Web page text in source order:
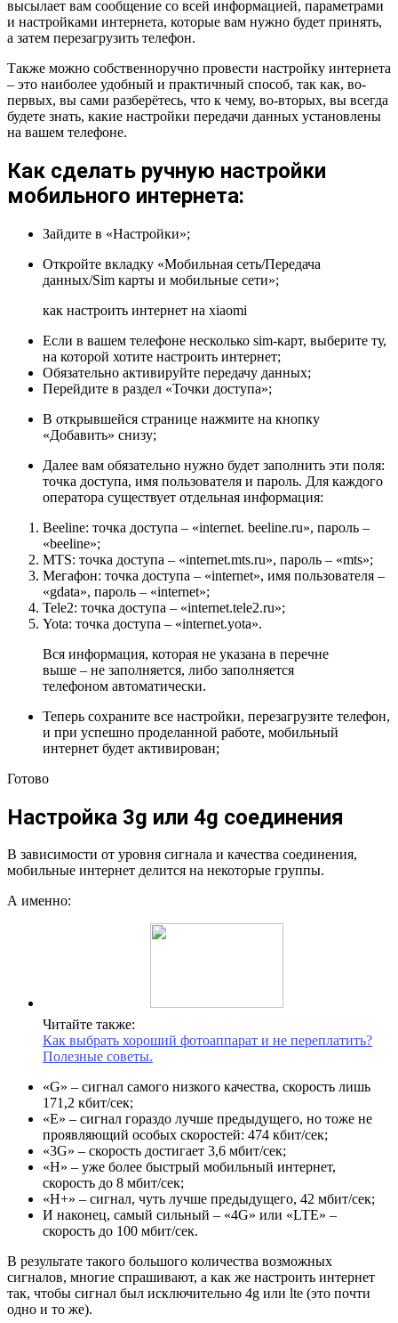
высылает вам сообщение со всей информацией, параметрами
и настройками интернета, которые вам нужно будет принять,
а затем перезагрузить телефон.
Также можно собственноручно провести настройку интернета
– это наиболее удобный и практичный способ, так как, во-
первых, вы сами разберётесь, что к чему, во-вторых, вы всегда
будете знать, какие настройки передачи данных установлены
на вашем телефоне.
Как сделать ручную настройки
мобильного интернета:
Зайдите в «Настройки»;
Откройте вкладку «Мобильная сеть/Передача
данных/Sim карты и мобильные сети»;
как настроить интернет на xiaomi
Если в вашем телефоне несколько sim-карт, выберите ту,
на которой хотите настроить интернет;
Обязательно активируйте передачу данных;
Перейдите в раздел «Точки доступа»;
В открывшейся странице нажмите на кнопку
«Добавить» снизу;
Далее вам обязательно нужно будет заполнить эти поля:
точка доступа, имя пользователя и пароль. Для каждого
оператора существует отдельная информация:
Beeline: точка доступа – «internet. beeline.ru», пароль –
«beeline»;
MTS: точка доступа – «internet.mts.ru», пароль – «mts»;
Мегафон: точка доступа – «internet», имя пользователя –
«gdata», пароль – «internet»;
Tele2: точка доступа – «internet.tele2.ru»;
Yota: точка доступа – «internet.yota».
Вся информация, которая не указана в перечне
выше – не заполняется, либо заполняется
телефоном автоматически.
Теперь сохраните все настройки, перезагрузите телефон,
и при успешно проделанной работе, мобильный
интернет будет активирован;
Готово
Настройка 3g или 4g соединения
В зависимости от уровня сигнала и качества соединения,
мобильные интернет делится на некоторые группы.
А именно:
Читайте также:
Как выбрать хороший фотоаппарат и не переплатить?
Полезные советы.
«G» – сигнал самого низкого качества, скорость лишь
171,2 кбит/сек;
«E» – сигнал гораздо лучше предыдущего, но тоже не
проявляющий особых скоростей: 474 кбит/сек;
«3G» – скорость достигает 3,6 мбит/сек;
«H» – уже более быстрый мобильный интернет,
скорость до 8 мбит/сек;
«H+» – сигнал, чуть лучше предыдущего, 42 мбит/сек;
И наконец, самый сильный – «4G» или «LTE» –
скорость до 100 мбит/сек.
В результате такого большого количества возможных
сигналов, многие спрашивают, а как же настроить интернет
так, чтобы сигнал был исключительно 4g или lte (это почти
одно и то же).